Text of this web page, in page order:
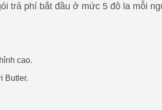
trả phí bắt đầu ở mức 5 đô la mỗi
cao.
Butler.